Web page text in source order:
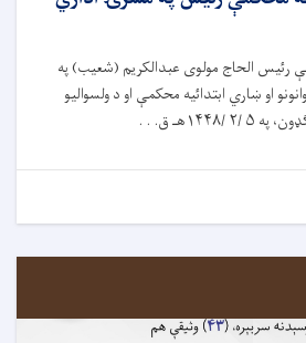
رئيس الحاج مولوی عبدالکریم (شعیب) په
او ښاري ابتدائيه محکمې او د ولسوالیو
ق. . .